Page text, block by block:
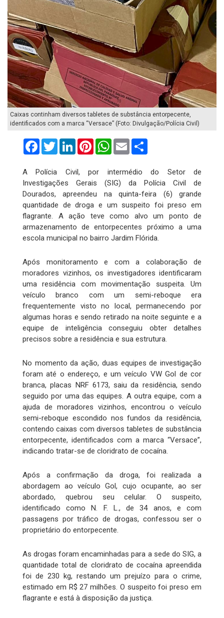
Caixas continham diversos tabletes de substância entorpecente,
identificados com a marca “Versace” (Foto: Divulgação/Polícia Civil)
FacebookTwitterLinkedInPinterestWhatsApp
Email
A Polícia Civil, por intermédio do Setor de
Investigações Gerais (SIG) da Polícia Civil de
Dourados, apreendeu na quinta-feira (6) grande
quantidade de droga e um suspeito foi preso em
flagrante. A ação teve como alvo um ponto de
armazenamento de entorpecentes próximo a uma
escola municipal no bairro Jardim Flórida.
Após monitoramento e com a colaboração de
moradores vizinhos, os investigadores identificaram
uma residência com movimentação suspeita. Um
veículo branco com um semi-reboque era
frequentemente visto no local, permanecendo por
algumas horas e sendo retirado na noite seguinte e a
equipe de inteligência conseguiu obter detalhes
precisos sobre a residência e sua estrutura.
No momento da ação, duas equipes de investigação
foram até o endereço, e um veículo VW Gol de cor
branca, placas NRF 6173, saiu da residência, sendo
seguido por uma das equipes. A outra equipe, com a
ajuda de moradores vizinhos, encontrou o veículo
semi-reboque escondido nos fundos da residência,
contendo caixas com diversos tabletes de substância
entorpecente, identificados com a marca “Versace”,
indicando tratar-se de cloridrato de cocaína.
Após a confirmação da droga, foi realizada a
abordagem ao veículo Gol, cujo ocupante, ao ser
abordado, quebrou seu celular. O suspeito,
identificado como N. F. L., de 34 anos, e com
passagens por tráfico de drogas, confessou ser o
proprietário do entorpecente.
As drogas foram encaminhadas para a sede do SIG, a
quantidade total de cloridrato de cocaína apreendida
foi de 230 kg, restando um prejuízo para o crime,
estimado em R$ 27 milhões. O suspeito foi preso em
flagrante e está à disposição da justiça.